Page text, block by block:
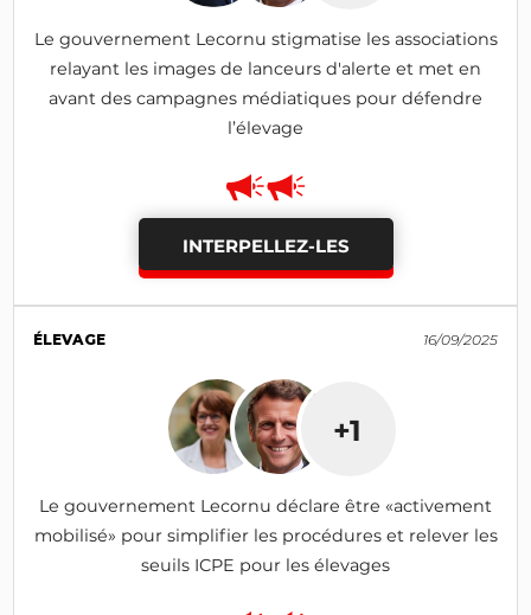
Le gouvernement Lecornu stigmatise les associations
relayant les images de lanceurs d'alerte et met en
avant des campagnes médiatiques pour défendre
l’élevage
INTERPELLEZ-LES
ÉLEVAGE 16/09/2025
+1
Le gouvernement Lecornu déclare être «activement
mobilisé» pour simplifier les procédures et relever les
seuils ICPE pour les élevages